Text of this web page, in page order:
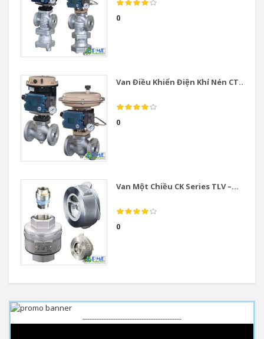
0
Van Điều Khiển Điện Khí Nén CT...
0
Van Một Chiều CK Series TLV –...
0
------------------------------------------